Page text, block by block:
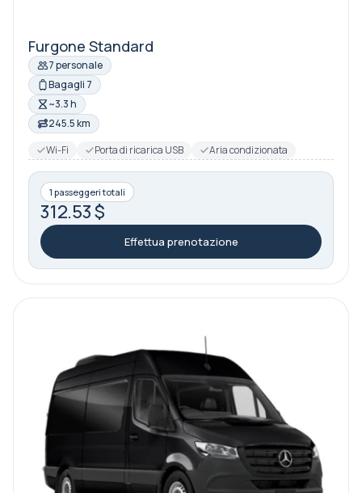
Furgone Standard
7 personale
Bagagli 7
~3.3 h
245.5 km
Wi-Fi
Porta di ricarica USB Aria condizionata
1 passeggeri totali
312.53 $
Effettua prenotazione